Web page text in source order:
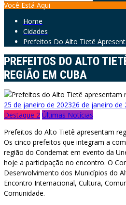
for:
Você Está Aqui
Home
Cidades
Prefeitos Do Alto Tietê
PREFEITOS DO ALTO
REGIÃO EM CUBA
25 de janeiro de 202326 de janeiro de
Destaque 2 Últimas Notícias
Prefeitos do Alto Tietê apresentam
Os cinco prefeitos que integram a
região do Condemat em evento da
hoje a participação no encontro. O
Desenvolvimento dos Municípios do
Encontro Internacional, Cultura,
Comunidade.